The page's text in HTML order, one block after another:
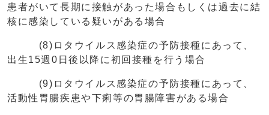
患者がいて長期に接触があった場合もしくは過去に結
核に感染している疑いがある場合
(8)ロタウイルス感染症の予防接種にあって、
出生15週0日後以降に初回接種を行う場合
(9)ロタウイルス感染症の予防接種にあって、
活動性胃腸疾患や下痢等の胃腸障害がある場合